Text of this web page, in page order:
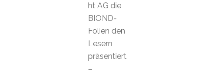
ht AG die
BIOND-
Folien den
Lesern
präsentiert
–